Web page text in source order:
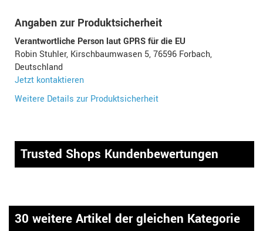
Angaben zur Produktsicherheit
Verantwortliche Person laut GPRS für die EU
Robin Stuhler, Kirschbaumwasen 5, 76596 Forbach,
Deutschland
Jetzt kontaktieren
Weitere Details zur Produktsicherheit
Trusted Shops Kundenbewertungen
30 weitere Artikel der gleichen Kategorie